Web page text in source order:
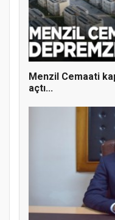
MÜFTÜ
Hz.
Menzil Cemaati
açtı...